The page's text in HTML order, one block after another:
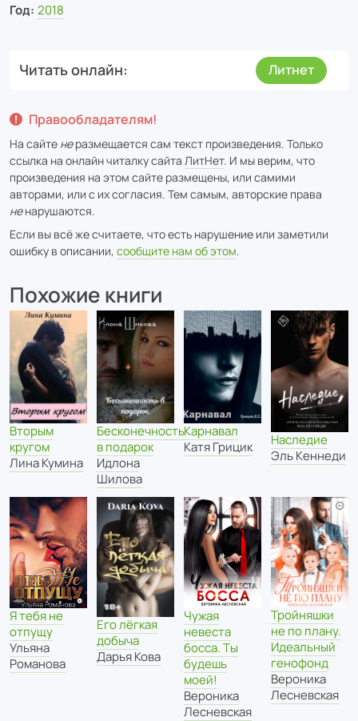
Год: 2018
Читать онлайн Литнет
Правообладателям!
На сайте неразмещается сам текст произведения. Только
ссылка на онлайн читалку сайта ЛитНет. И мы верим, что
произведения на этом сайте размещены, или самими
авторами, или с их согласия. Тем самым, авторские права
ненарушаются.
Если вы всё же считаете, что есть нарушение или заметили
ошибку в описании, сообщите нам об этом.
Похожие книги
Вторым
кругом
Лина Кумина
Бесконечность
в подарок
Идлона
Шилова
Карнавал
Катя Грицик
Наследие
Эль Кеннеди
Я тебя не
отпущу
Ульяна
Романова
Его лёгкая
добыча
Дарья Кова
Чужая
невеста
босса. Ты
будешь
моей!
Вероника
Лесневская
Тройняшки
не по плану.
Идеальный
генофонд
Вероника
Лесневская